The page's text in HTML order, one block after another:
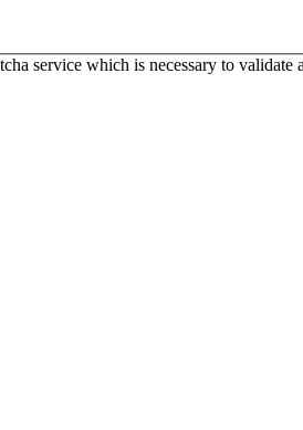
service which is necessary to validate